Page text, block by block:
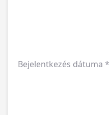
Bejelentkezés dátuma *